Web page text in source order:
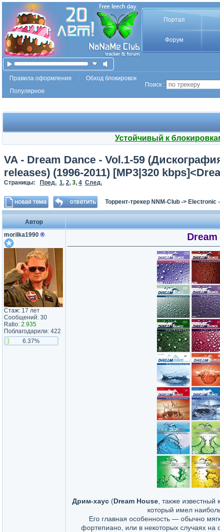
Портал
Форум
Правила оформления
Обход блокировок
Популярное
Поиск :
Устойчивый к
VA - Dream Dance - Vol.1-59
releases) (1996-2011) [MP3|320
Страницы: Пред. 1, 2, 3, 4 След.
Торрент-трекер NNM-Club -> Electronic
Автор
morilka1990 ®
Стаж: 17 лет
Сообщений: 30
Ratio: 2.935
Поблагодарили: 422
6.37%
Дрим-хаус(Dream House, также известный
который имел
Его главная особенность — обычно
фортепиано, или в некоторых случаях на